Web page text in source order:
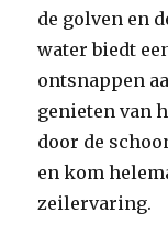
de golven en
water biedt
ontsnappen
genieten van
door de
en kom
zeilervaring.